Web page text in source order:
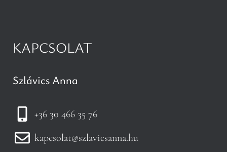
KAPCSOLAT
Szlávics Anna
+36 30 466 35 76
kapcsolat@szlavicsanna.hu